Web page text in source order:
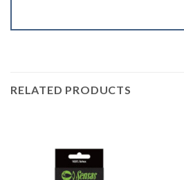
RELATED PRODUCTS